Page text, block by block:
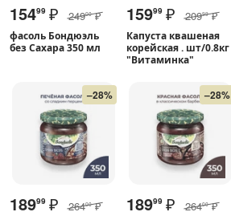
15499 ₽ 24900 ₽
фасоль Бондюэль
без Сахара 350 мл
15999 ₽ 20999 ₽
Капуста квашеная
корейская . шт/0.8кг
"Витаминка"
–28%
18999 ₽ 26400 ₽
–28%
18999 ₽ 26400 ₽